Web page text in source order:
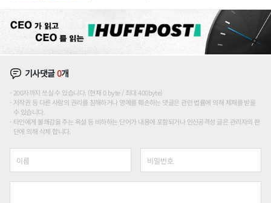
기사댓글0개
200자까지 쓰실 수 있습니다. (현재 0 byte / 최대 400byte)
저작권 등 다른 사람의 권리를 침해하거나 명예를 훼손하는 댓글은 관련 법률에 의해 제재를 받을
수 있습니다.
타인에게 불쾌감을 주는 욕설 등 비하하는 단어가 내용에 포함되거나 인신공격성 글은 관리자의 판
단에 의해 삭제 합니다.